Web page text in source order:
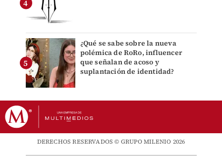
¿Qué se sabe sobre la nueva
polémica de RoRo, influencer
que señalan de acoso y
suplantación de identidad?
DERECHOS RESERVADOS © GRUPO MILENIO 2026